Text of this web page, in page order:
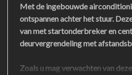
Met de ingebouwde
ontspannen achter het stuur.
van met startonderbreker en
deurvergrendeling met
Zoals u mag verwachten van